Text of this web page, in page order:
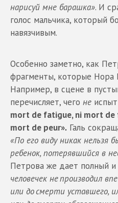
нарисуй мне барашка». И
голос мальчика, который
навязчивым.
Особенно заметно, как
фрагменты, которые Нора
Например, в сцене в
перечисляет, чего не
mort de fatigue, ni mort de
mort de peur». Галь
«По его виду никак нельзя
ребенок, потерявшийся в
Петрова же дает полный и
человечек не производил
или до смерти уставшего,